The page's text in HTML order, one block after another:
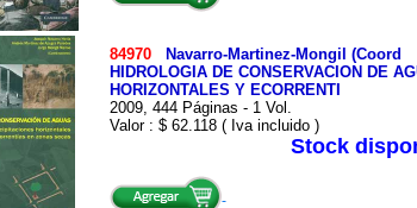
84970
Navarro-Martinez-Mongil (Coord
HIDROLOGIA DE CONSERVACION DE
HORIZONTALES Y ECORRENTI
2009, 444 Páginas - 1 Vol.
Valor : $ 62.118 ( Iva incluido )
Stock